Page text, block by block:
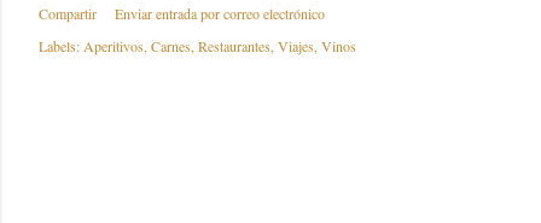
Compartir
Enviar entrada por correo electrónico
Labels: Aperitivos Carnes Restaurantes Viajes Vinos